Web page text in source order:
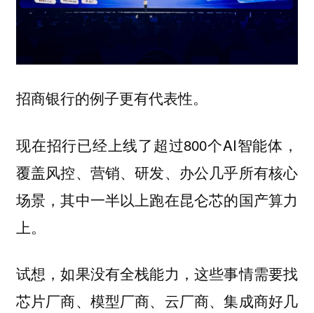
招商银行的例子更有代表性。
现在招行已经上线了超过800个AI智能体，
覆盖风控、营销、研发、办公几乎所有核心
场景，其中一半以上跑在昆仑芯的国产算力
上。
试想，如果没有全栈能力，这些事情需要找
芯片厂商、模型厂商、云厂商、集成商好几